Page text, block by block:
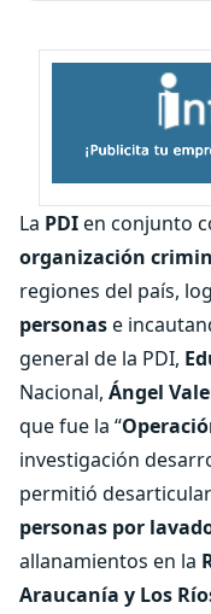
La PDIen conjunto
organización
regiones del país,
personase
general de la PDI,
Nacional, Ángel
que fue la “
investigación
permitió
personas por
allanamientos en la
Araucanía y Los